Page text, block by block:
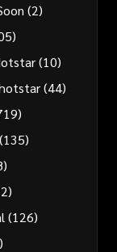
(2)
(10)
(44)
(135)
(126)